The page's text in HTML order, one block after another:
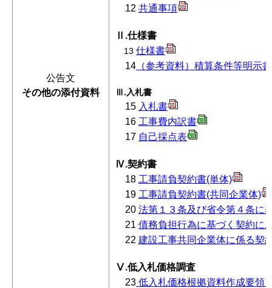
公告文
その他の添付資料
12 共通事項
Ⅱ.仕様書
13 仕様書
14 （参考資料）積算条件等明示書
Ⅲ.入札書
15 入札書
16 工事費内訳書
17 自己採点表
Ⅳ.契約書
18 工事請負契約書(単体)
19 工事請負契約書(共同企業体)
20 法第１３条及び省令第４条に
21 債務負担行為に基づく契約に
22 建設工事共同企業体に係る契
Ⅴ.低入札価格調査
23 低入札価格根拠資料作成要領